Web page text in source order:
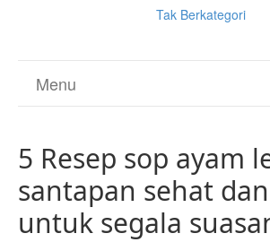
Tak Berkategori
Menu
5 Resep sop ayam
santapan sehat
untuk segala